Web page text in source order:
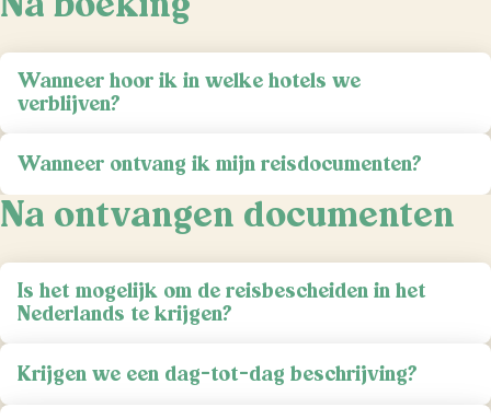
Wanneer hoor ik in welke hotels we
verblijven?
Wanneer ontvang ik mijn reisdocumenten?
Na ontvangen documenten
Is het mogelijk om de reisbescheiden in het
Nederlands te krijgen?
Krijgen we een dag-tot-dag beschrijving?